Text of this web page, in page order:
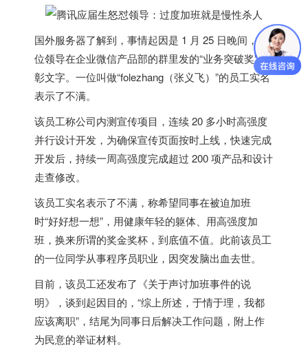
国外服务器了解到，事情起因是 1 月 25 日晚间，一
位领导在企业微信产品部的群里发的“业务突破奖”表
彰文字。一位叫做“folezhang（张义飞）”的员工实名
表示了不满。
该员工称公司内测宣传项目， 连续 20 多小时高强度
并行设计开发 ，为确保宣传页面按时上线，快速完成
开发后，持续一周高强度完成超过 200 项产品和设计
走查修改。
该员工实名表示了不满，称希望同事在被迫加班
时“好好想一想”，用健康年轻的躯体、用高强度加
班，换来所谓的奖金奖杯，到底值不值。此前该员工
的一位同学从事程序员职业，因突发脑出血去世。
目前，该员工还发布了《关于声讨加班事件的说
明》，谈到起因目的，“综上所述，于情于理，我都
应该离职”，结尾为同事日后解决工作问题，附上作
为民意的举证材料。